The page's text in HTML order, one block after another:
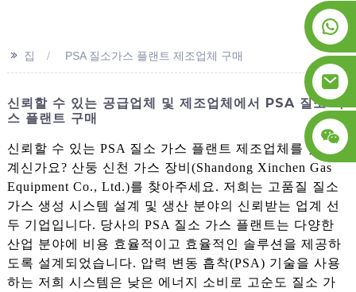
>> 집 PSA 질소가스 플랜트 제조업체 구매
신뢰할 수 있는 공급업체 및 제조업체에서 PSA 질소 가
스 플랜트 구매
신뢰할 수 있는 PSA 질소 가스 플랜트 제조업체를 찾고
계신가요? 산둥 신천 가스 장비(Shandong Xinchen Gas
Equipment Co., Ltd.)를 찾아주세요. 저희는 고품질 질소
가스 생성 시스템 설계 및 생산 분야의 신뢰받는 업계 선
두 기업입니다. 당사의 PSA 질소 가스 플랜트는 다양한
산업 분야에 비용 효율적이고 효율적인 솔루션을 제공하
도록 설계되었습니다. 압력 변동 흡착(PSA) 기술을 사용
하는 저희 시스템은 낮은 에너지 소비로 고순도 질소 가